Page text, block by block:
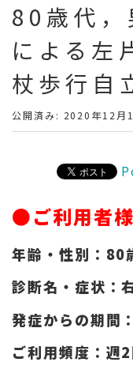
80歳代，
による
杖歩行自
公開済み: 2020年12月
●ご利用者様
年齢・性別：80
診断名・症状：
発症からの期間
ご利用頻度：週